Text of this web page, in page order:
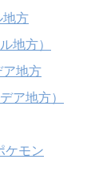
地方
地方）
ア地方
ア地方）
ケモン